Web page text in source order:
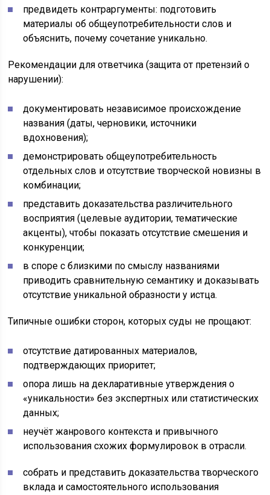
предвидеть контраргументы: подготовить
материалы об общеупотребительности слов и
объяснить, почему сочетание уникально.
Рекомендации для ответчика (защита от претензий о
нарушении):
документировать независимое происхождение
названия (даты, черновики, источники
вдохновения);
демонстрировать общеупотребительность
отдельных слов и отсутствие творческой новизны в
комбинации;
представить доказательства различительного
восприятия (целевые аудитории, тематические
акценты), чтобы показать отсутствие смешения и
конкуренции;
в споре с близкими по смыслу названиями
приводить сравнительную семантику и доказывать
отсутствие уникальной образности у истца.
Типичные ошибки сторон, которых суды не прощают:
отсутствие датированных материалов,
подтверждающих приоритет;
опора лишь на декларативные утверждения о
«уникальности» без экспертных или статистических
данных;
неучёт жанрового контекста и привычного
использования схожих формулировок в отрасли.
собрать и представить доказательства творческого
вклада и самостоятельного использования